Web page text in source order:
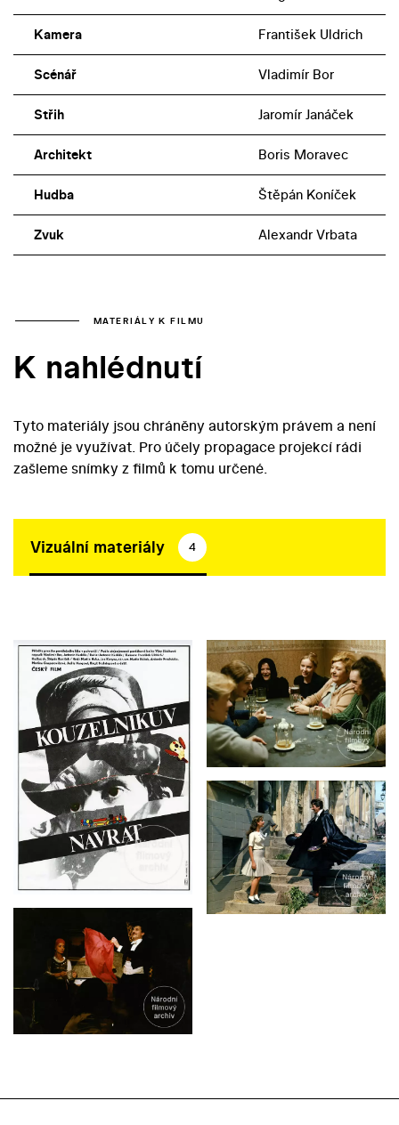
Kamera František Uldrich
Scénář Vladimír Bor
Střih Jaromír Janáček
Architekt Boris Moravec
Hudba Štěpán Koníček
Zvuk Alexandr Vrbata
MATERIÁLY K FILMU
K nahlédnutí
Tyto materiály jsou chráněny autorským právem a není
možné je využívat. Pro účely propagace projekcí rádi
zašleme snímky z filmů k tomu určené.
Vizuální materiály 4